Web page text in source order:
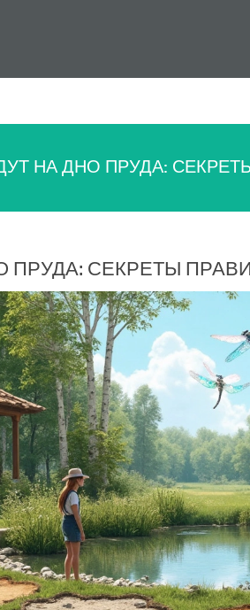
НА ДНО ПРУДА:
ПРУДА: СЕКРЕТЫ